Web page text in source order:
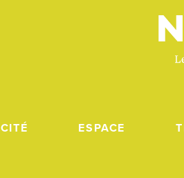
CITÉ ESPACE